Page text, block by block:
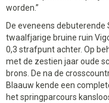
worden.”
De eveneens
twaalfjarige bruine ruin
0,3 strafpunt achter. Op
met de zestien jaar oude
brons. De na de
Blaauw kende een
het springparcours